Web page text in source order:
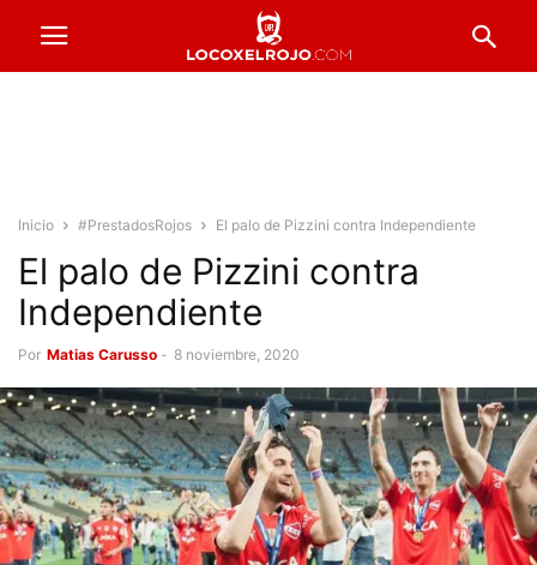
Inicio #PrestadosRojos El palo de Pizzini contra Independiente
El palo de Pizzini contra
Independiente
Por Matias Carusso - 8 noviembre, 2020